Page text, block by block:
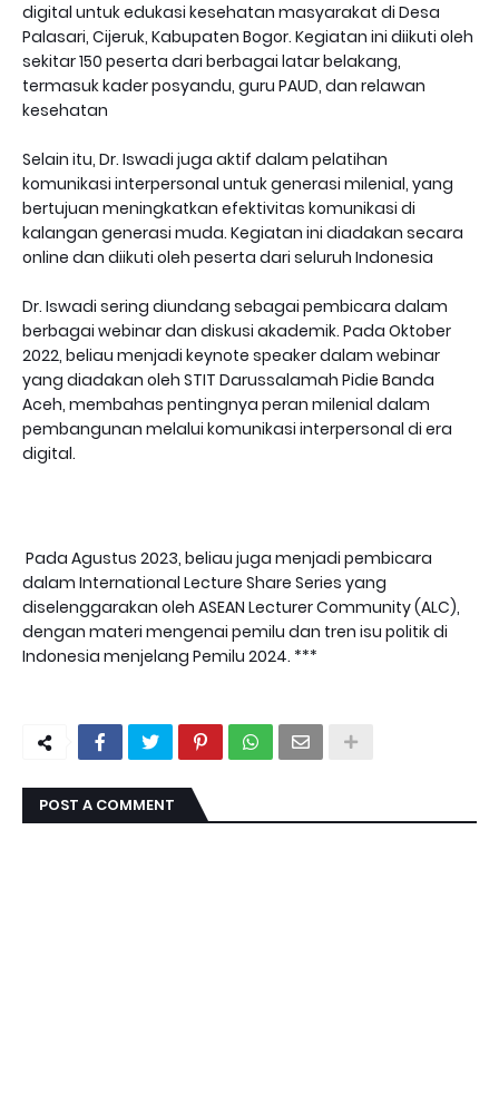
digital untuk edukasi kesehatan masyarakat di Desa
Palasari, Cijeruk, Kabupaten Bogor. Kegiatan ini diikuti oleh
sekitar 150 peserta dari berbagai latar belakang,
termasuk kader posyandu, guru PAUD, dan relawan
kesehatan
Selain itu, Dr. Iswadi juga aktif dalam pelatihan
komunikasi interpersonal untuk generasi milenial, yang
bertujuan meningkatkan efektivitas komunikasi di
kalangan generasi muda. Kegiatan ini diadakan secara
online dan diikuti oleh peserta dari seluruh Indonesia
Dr. Iswadi sering diundang sebagai pembicara dalam
berbagai webinar dan diskusi akademik. Pada Oktober
2022, beliau menjadi keynote speaker dalam webinar
yang diadakan oleh STIT Darussalamah Pidie Banda
Aceh, membahas pentingnya peran milenial dalam
pembangunan melalui komunikasi interpersonal di era
digital.
Pada Agustus 2023, beliau juga menjadi pembicara
dalam International Lecture Share Series yang
diselenggarakan oleh ASEAN Lecturer Community (ALC),
dengan materi mengenai pemilu dan tren isu politik di
Indonesia menjelang Pemilu 2024. ***
POST A COMMENT